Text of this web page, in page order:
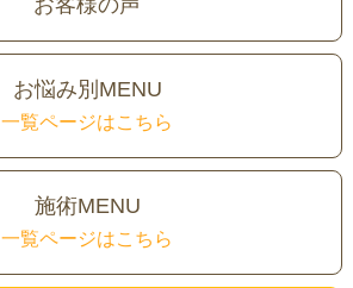
お客様の声
お悩み別MENU
一覧ページはこちら
施術MENU
一覧ページはこちら